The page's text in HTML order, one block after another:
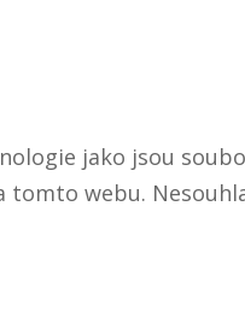
jako jsou
webu.